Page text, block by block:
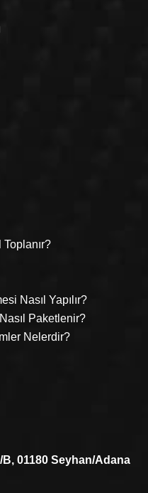
Toplanır?
Nasıl Yapılır?
Paketlenir?
Nelerdir?
B, 01180 Seyhan/Adana